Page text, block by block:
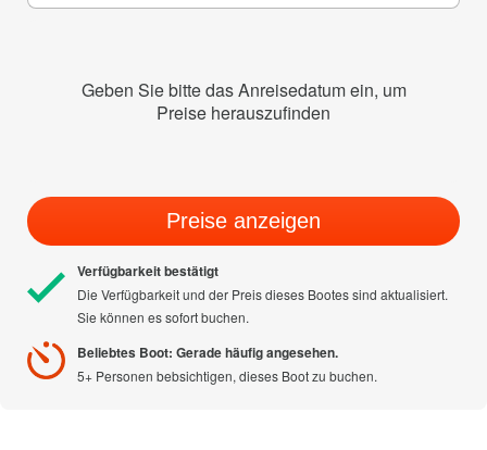
Geben Sie bitte das Anreisedatum ein, um
Preise herauszufinden
Preise anzeigen
Verfügbarkeit bestätigt
Die Verfügbarkeit und der Preis dieses Bootes sind aktualisiert.
Sie können es sofort buchen.
Beliebtes Boot: Gerade häufig angesehen.
5+ Personen bebsichtigen, dieses Boot zu buchen.